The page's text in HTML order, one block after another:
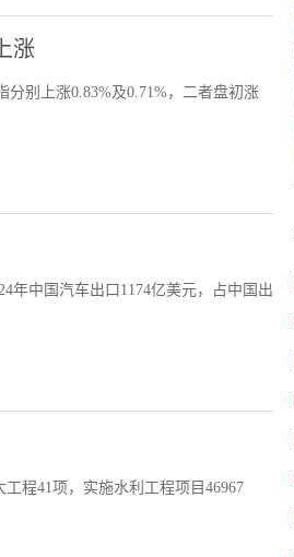
涨
别上涨0.83%及0.71%，二者盘初涨
年中国汽车出口1174亿美元，占中国出
程41项，实施水利工程项目46967